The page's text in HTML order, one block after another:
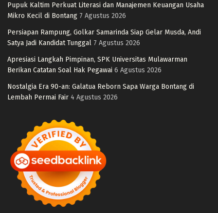
Pupuk Kaltim Perkuat Literasi dan Manajemen Keuangan Usaha
Mikro Kecil di Bontang 7 Agustus 2026
Persiapan Rampung, Golkar Samarinda Siap Gelar Musda, Andi
Satya Jadi Kandidat Tunggal 7 Agustus 2026
Apresiasi Langkah Pimpinan, SPK Universitas Mulawarman
Berikan Catatan Soal Hak Pegawai 6 Agustus 2026
Nostalgia Era 90-an: Galatua Reborn Sapa Warga Bontang di
Lembah Permai Fair 4 Agustus 2026